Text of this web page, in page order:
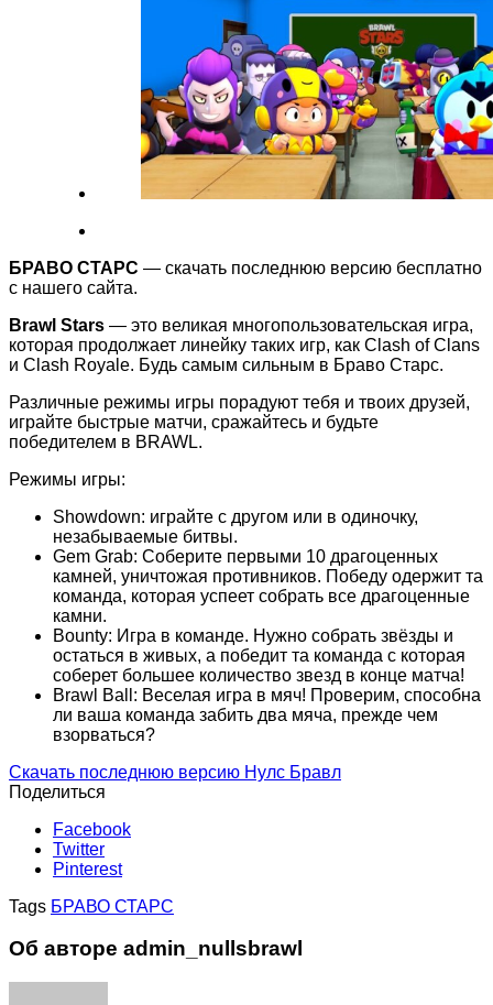
БРАВО СТАРС — скачать последнюю версию бесплатно
с нашего сайта.
Brawl Stars — это великая многопользовательская игра,
которая продолжает линейку таких игр, как Clash of Clans
и Clash Royale. Будь самым сильным в Браво Старс.
Различные режимы игры порадуют тебя и твоих друзей,
играйте быстрые матчи, сражайтесь и будьте
победителем в BRAWL.
Режимы игры:
Showdown: играйте с другом или в одиночку,
незабываемые битвы.
Gem Grab: Соберите первыми 10 драгоценных
камней, уничтожая противников. Победу одержит та
команда, которая успеет собрать все драгоценные
камни.
Bounty: Игра в команде. Нужно собрать звёзды и
остаться в живых, а победит та команда с которая
соберет большее количество звезд в конце матча!
Brawl Ball: Веселая игра в мяч! Проверим, способна
ли ваша команда забить два мяча, прежде чем
взорваться?
Скачать последнюю версию Нулс Бравл
Поделиться
Facebook
Twitter
Pinterest
Tags БРАВО СТАРС
Об авторе admin_nullsbrawl